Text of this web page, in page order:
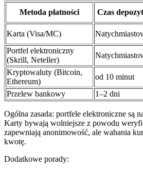
Metoda płatności Czas
Karta (Visa/MC)
Portfel elektroniczny
(Skrill, Neteller)
Kryptowaluty (Bitcoin,
Ethereum)
od 10 minut
Przelew bankowy
1–2 dni
Ogólna zasada: portfele elektroniczne są
Karty bywają wolniejsze z powodu
zapewniają anonimowość, ale wahania
kwotę.
Dodatkowe porady: